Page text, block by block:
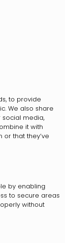
to provide
We also share
social media,
it with
that they’ve
by enabling
to secure areas
without